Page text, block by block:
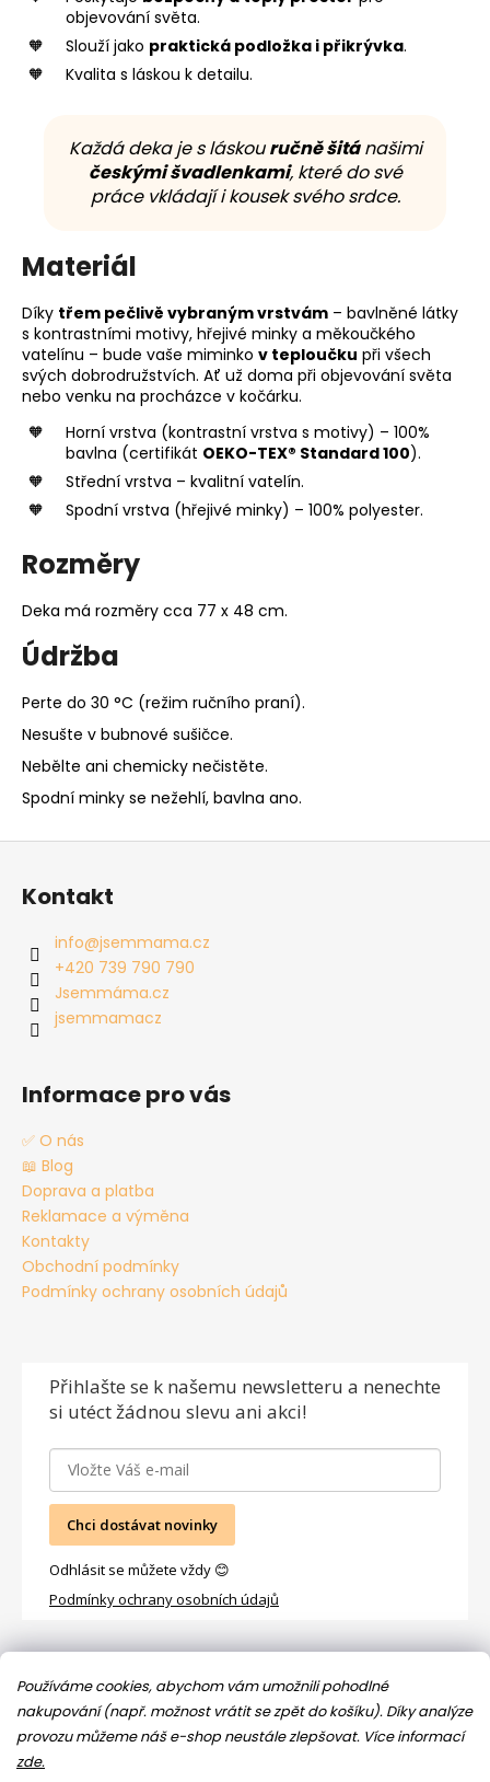
Používáme cookies, abychom vám umožnili pohodlné
nakupování (např. možnost vrátit se zpět do košíku). Díky analýze
provozu můžeme náš e-shop neustále zlepšovat. Více informací
zde.
objevování světa.
Slouží jako praktická podložka i přikrývka.
Kvalita s láskou k detailu.
Každá deka je s láskouručně šitánašimi
českými švadlenkami, které do své
práce vkládají i kousek svého srdce.
Materiál
Díky třem pečlivě vybraným vrstvám – bavlněné látky
s kontrastními motivy, hřejivé minky a měkoučkého
vatelínu – bude vaše miminko v teploučku při všech
svých dobrodružstvích. Ať už doma při objevování světa
nebo venku na procházce v kočárku.
Horní vrstva (kontrastní vrstva s motivy) – 100%
bavlna (certifikát OEKO-TEX® Standard 100).
Střední vrstva – kvalitní vatelín.
Spodní vrstva (hřejivé minky) – 100% polyester.
Rozměry
Deka má rozměry cca 77 x 48 cm.
Údržba
Perte do 30 °C (režim ručního praní).
Nesušte v bubnové sušičce.
Nebělte ani chemicky nečistěte.
Spodní minky se nežehlí, bavlna ano.
Kontakt
info@jsemmama.cz
+420 739 790 790
Jsemmáma.cz
jsemmamacz
Informace pro vás
✅ O nás
📖 Blog
Doprava a platba
Reklamace a výměna
Kontakty
Obchodní podmínky
Podmínky ochrany osobních údajů
Přihlašte se k našemu newsletteru a nenechte
si utéct žádnou slevu ani akci!
Chci dostávat novinky
Odhlásit se můžete vždy 😊
Podmínky ochrany osobních údajů
Facebook